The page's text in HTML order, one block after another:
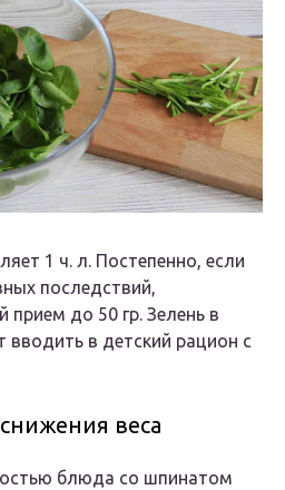
1 ч. л. Постепенно, если
последствий,
прием до 50 гр. Зелень в
в детский рацион с
веса
блюда со шпинатом